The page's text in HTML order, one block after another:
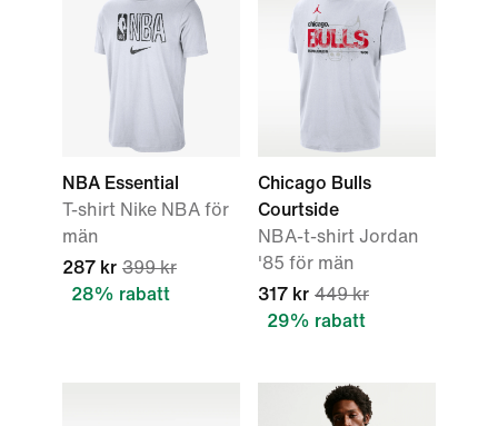
NBA Essential
T-shirt Nike NBA för
män
287 kr 399 kr
28% rabatt
Chicago Bulls
Courtside
NBA-t-shirt Jordan
'85 för män
317 kr 449 kr
29% rabatt